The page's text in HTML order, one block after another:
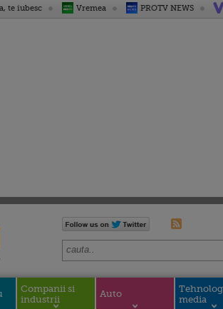
te iubesc Vremea PROTV NEWS
Companii si
industrii
Auto
media